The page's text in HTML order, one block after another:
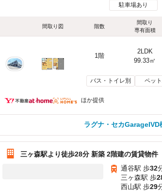
駐車場あり
間取り図 階数
間取り
専有面積
1階
2LDK
99.33㎡
バス・トイレ別 ペッ
ほか提供
ラグナ・セカ
三ヶ森駅より徒歩28分 新築 2階建の賃貸物件
通谷駅 歩32
三ヶ森駅 歩
西山駅 歩29